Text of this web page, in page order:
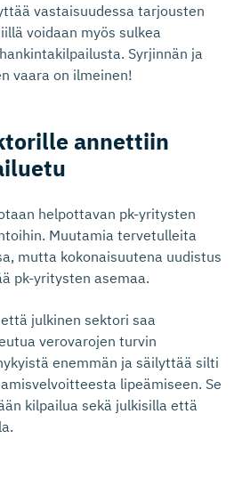
vastaisuudessa tarjousten
voidaan myös sulkea
Syrjinnän ja
vaara on ilmeinen!
annettiin
helpottavan pk-yritysten
Muutamia tervetulleita
mutta kokonaisuutena uudistus
pk-yritysten asemaa.
julkinen sektori saa
verovarojen turvin
enemmän ja säilyttää silti
lipeämiseen. Se
kilpailua sekä julkisilla että